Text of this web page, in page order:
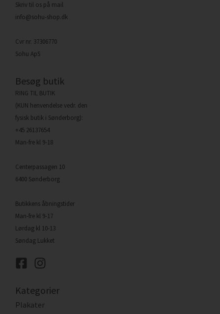
Skriv til os på mail
info@sohu-shop.dk
Cvr nr. 37306770
Sohu ApS
Besøg butik
RING TIL BUTIK
(KUN henvendelse vedr. den
fysisk butik i Sønderborg):
+45 26137654
Man-fre kl 9-18
Centerpassagen 10
6400 Sønderborg
Butikkens åbningstider
Man-fre kl 9-17
Lørdag kl 10-13
Søndag Lukket
Kategorier
Plakater